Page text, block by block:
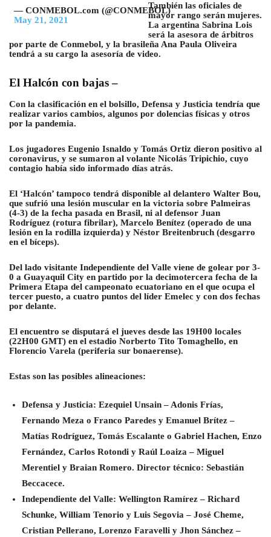
— CONMEBOL.com (@CONMEBOL)
May 21, 2021
También las oficiales de
mayor rango serán mujeres.
La argentina Sabrina Lois
será la asesora de árbitros
por parte de Conmebol, y la brasileña Ana Paula Oliveira
tendrá a su cargo la asesoría de video.
El Halcón con bajas –
Con la clasificación en el bolsillo, Defensa y Justicia tendría que
realizar varios cambios, algunos por dolencias físicas y otros
por la pandemia.
Los jugadores Eugenio Isnaldo y Tomás Ortiz dieron positivo al
coronavirus, y se sumaron al volante Nicolás Tripichio, cuyo
contagio había sido informado días atrás.
El ‘Halcón’ tampoco tendrá disponible al delantero Walter Bou,
que sufrió una lesión muscular en la victoria sobre Palmeiras
(4-3) de la fecha pasada en Brasil, ni al defensor Juan
Rodríguez (rotura fibrilar), Marcelo Benítez (operado de una
lesión en la rodilla izquierda) y Néstor Breitenbruch (desgarro
en el bíceps).
Del lado visitante Independiente del Valle viene de golear por 3-
0 a Guayaquil City en partido por la decimotercera fecha de la
Primera Etapa del campeonato ecuatoriano en el que ocupa el
tercer puesto, a cuatro puntos del líder Emelec y con dos fechas
por delante.
El encuentro se disputará el jueves desde las 19H00 locales
(22H00 GMT) en el estadio Norberto Tito Tomaghello, en
Florencio Varela (periferia sur bonaerense).
Estas son las posibles alineaciones:
Defensa y Justicia: Ezequiel Unsain – Adonis Frías,
Fernando Meza o Franco Paredes y Emanuel Brítez –
Matías Rodríguez, Tomás Escalante o Gabriel Hachen, Enzo
Fernández, Carlos Rotondi y Raúl Loaiza – Miguel
Merentiel y Braian Romero. Director técnico: Sebastián
Beccacece.
Independiente del Valle: Wellington Ramírez – Richard
Schunke, William Tenorio y Luis Segovia – José Cheme,
Cristian Pellerano, Lorenzo Faravelli y Jhon Sánchez –